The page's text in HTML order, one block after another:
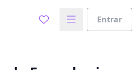
Entrar